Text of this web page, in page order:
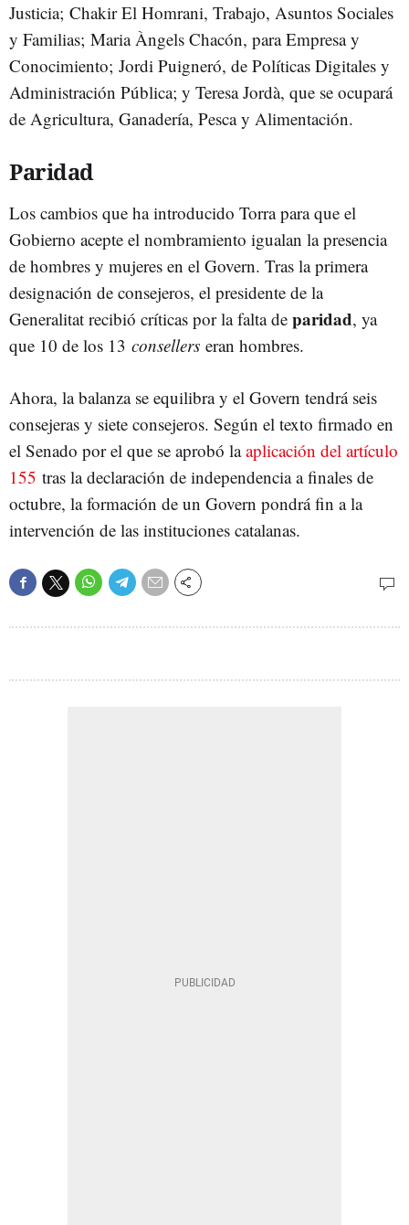
Justicia; Chakir El Homrani, Trabajo, Asuntos Sociales
y Familias; Maria Àngels Chacón, para Empresa y
Conocimiento; Jordi Puigneró, de Políticas Digitales y
Administración Pública; y Teresa Jordà, que se ocupará
de Agricultura, Ganadería, Pesca y Alimentación.
Paridad
Los cambios que ha introducido Torra para que el
Gobierno acepte el nombramiento igualan la presencia
de hombres y mujeres en el Govern. Tras la primera
designación de consejeros, el presidente de la
Generalitat recibió críticas por la falta de paridad, ya
que 10 de los 13 consellers eran hombres.
Ahora, la balanza se equilibra y el Govern tendrá seis
consejeras y siete consejeros. Según el texto firmado en
el Senado por el que se aprobó laaplicación del artículo
155 tras la declaración de independencia a finales de
octubre, la formación de un Govern pondrá fin a la
intervención de las instituciones catalanas.